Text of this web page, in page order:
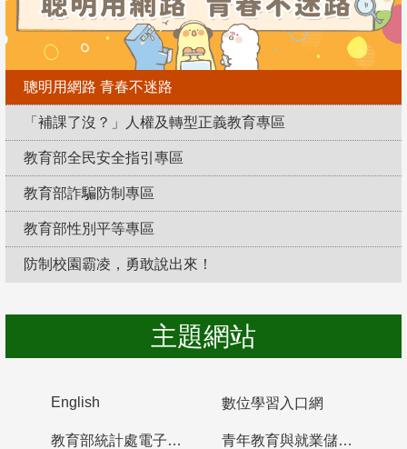
聰明用網路 青春不迷路
「補課了沒？」人權及轉型正義教育專區
教育部全民安全指引專區
教育部詐騙防制專區
教育部性別平等專區
防制校園霸凌，勇敢說出來！
主題網站
English 數位學習入口網
教育部統計處電子書櫃 青年教育與就業儲蓄帳戶